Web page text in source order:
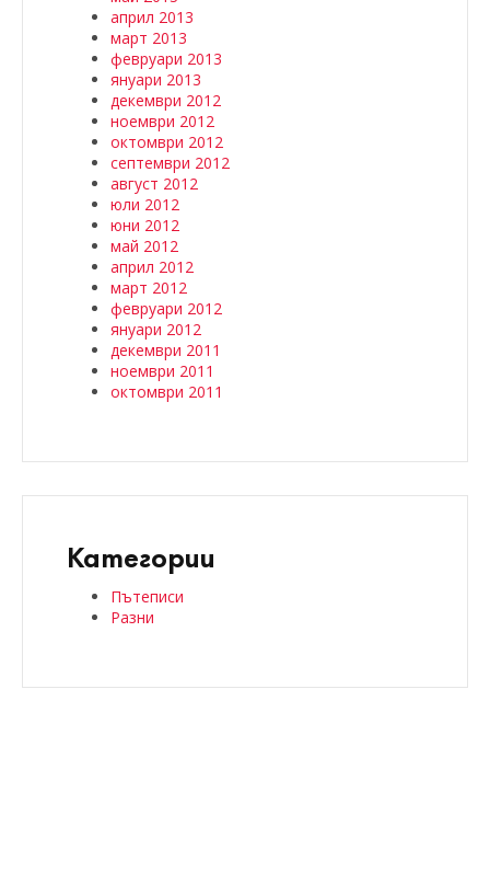
април 2013
март 2013
февруари 2013
януари 2013
декември 2012
ноември 2012
октомври 2012
септември 2012
август 2012
юли 2012
юни 2012
май 2012
април 2012
март 2012
февруари 2012
януари 2012
декември 2011
ноември 2011
октомври 2011
Категории
Пътеписи
Разни